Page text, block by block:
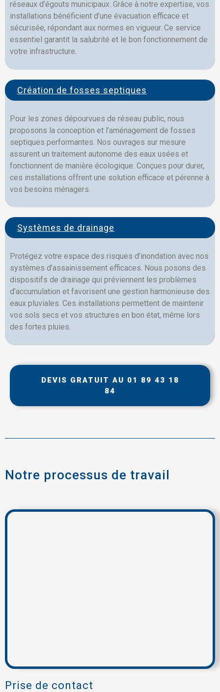
réseaux d’égouts municipaux. Grâce à notre expertise, vos
installations bénéficient d’une évacuation efficace et
sécurisée, répondant aux normes en vigueur. Ce service
essentiel garantit la salubrité et le bon fonctionnement de
votre infrastructure.
Création de fosses septiques
Pour les zones dépourvues de réseau public, nous
proposons la conception et l’aménagement de fosses
septiques performantes. Nos ouvrages sur mesure
assurent un traitement autonome des eaux usées et
fonctionnent de manière écologique. Conçues pour durer,
ces installations offrent une solution efficace et pérenne à
vos besoins ménagers.
Systèmes de drainage
Protégez votre espace des risques d’inondation avec nos
systèmes d’assainissement efficaces. Nous posons des
dispositifs de drainage qui préviennent les problèmes
d’accumulation et favorisent une gestion harmonieuse des
eaux pluviales. Ces installations permettent de maintenir
vos sols secs et vos structures en bon état, même lors
des fortes pluies.
DEVIS GRATUIT AU 01 89 43 18
84
Notre processus de travail
Prise de contact